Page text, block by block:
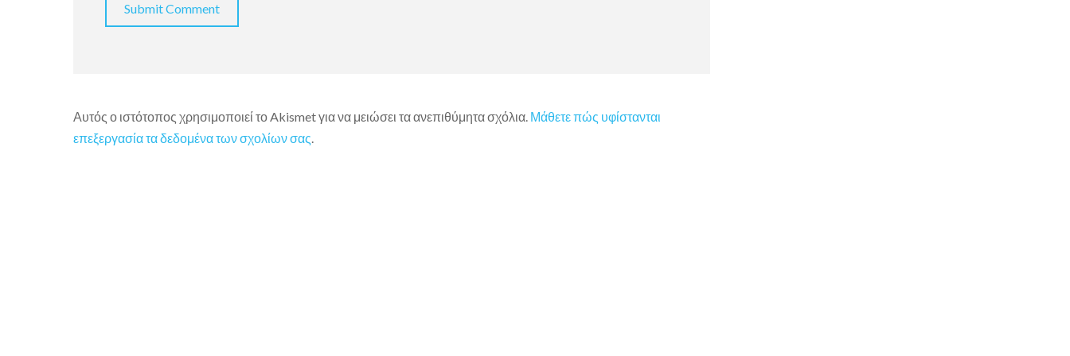
Αυτός ο ιστότοπος χρησιμοποιεί το Akismet για να μειώσει τα ανεπιθύμητα σχόλια. Μάθετε πώς υφίστανται
επεξεργασία τα δεδομένα των σχολίων σας.